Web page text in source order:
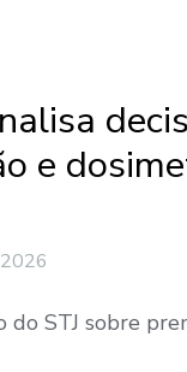
e
do STJ sobre